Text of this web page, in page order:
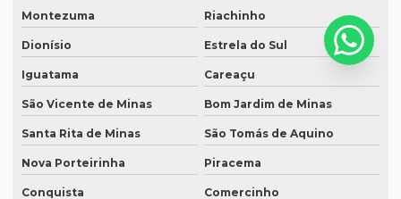
Montezuma Riachinho
Dionísio Estrela do Sul
Iguatama Careaçu
São Vicente de Minas Bom Jardim de Minas
Santa Rita de Minas São Tomás de Aquino
Nova Porteirinha Piracema
Conquista Comercinho